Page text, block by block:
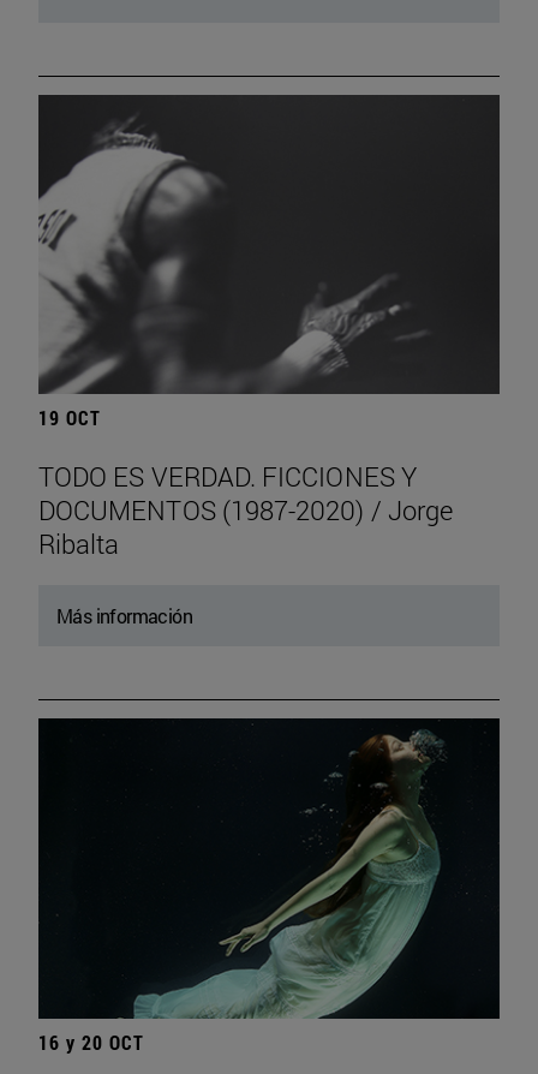
19 OCT
TODO ES VERDAD. FICCIONES Y
DOCUMENTOS (1987-2020) / Jorge
Ribalta
Más información
16 y 20 OCT